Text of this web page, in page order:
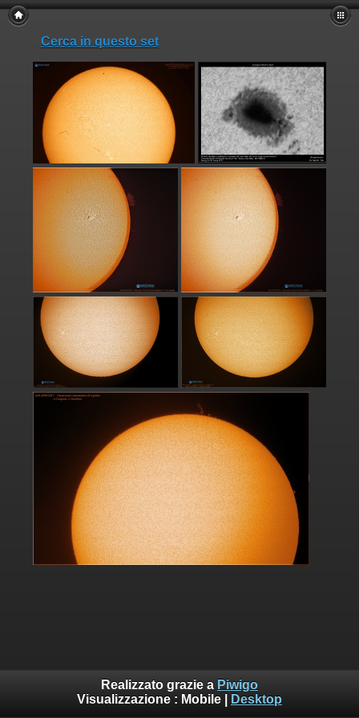
Cerca in questo set
Realizzato grazie a Piwigo
Visualizzazione : Mobile Desktop